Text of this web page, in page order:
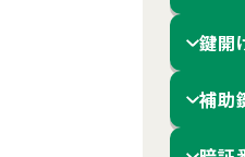
鍵開
補助